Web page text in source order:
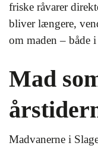
friske råvarer
bliver længere,
om maden – både
Mad
Madvanerne i